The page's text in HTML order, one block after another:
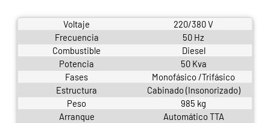
Voltaje
220/380 V
Frecuencia
50 Hz
Combustible
Diesel
Potencia
50 Kva
Fases
Monofásico /Trifásico
Estructura
Cabinado (Insonorizado)
Peso
985 kg
Arranque
Automático TTA